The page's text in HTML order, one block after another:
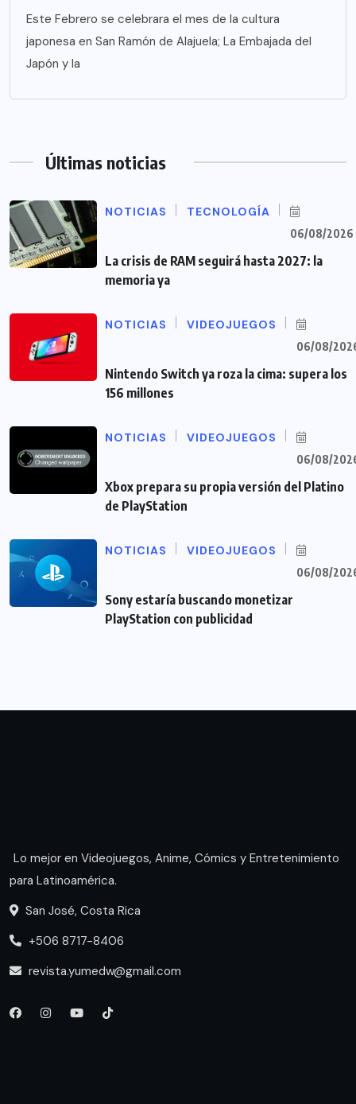
Este Febrero se celebrara el mes de la cultura
japonesa en San Ramón de Alajuela; La Embajada del
Japón y la
Últimas noticias
NOTICIAS TECNOLOGÍA
06/08/2026
La crisis de RAM seguirá hasta 2027: la
memoria ya
NOTICIAS VIDEOJUEGOS
06/08/
Nintendo Switch ya roza la cima: supera los
156 millones
NOTICIAS VIDEOJUEGOS
06/08/
Xbox prepara su propia versión del Platino
de PlayStation
NOTICIAS VIDEOJUEGOS
06/08/
Sony estaría buscando monetizar
PlayStation con publicidad
Lo mejor en Videojuegos, Anime, Cómics y Entretenimiento
para Latinoamérica.
San José, Costa Rica
+506 8717-8406
revista.yumedw@gmail.com